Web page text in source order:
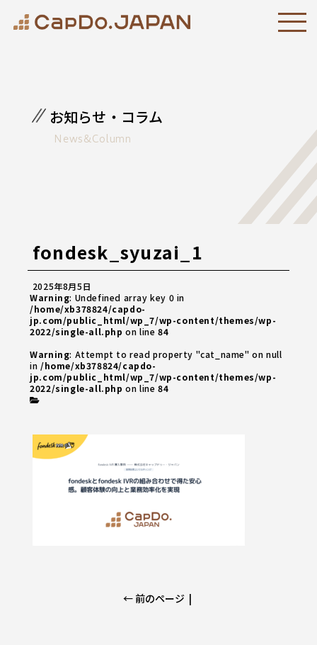
お知らせ・コラム
News&Column
fondesk_syuzai_1
2025年8月5日
Warning: Undefined array key 0 in
/home/xb378824/capdo-
jp.com/public_html/wp_7/wp-content/themes/wp-
2022/single-all.php on line84
Warning: Attempt to read property "cat_name" on null
in/home/xb378824/capdo-
jp.com/public_html/wp_7/wp-content/themes/wp-
2022/single-all.php on line84
← 前のページ |